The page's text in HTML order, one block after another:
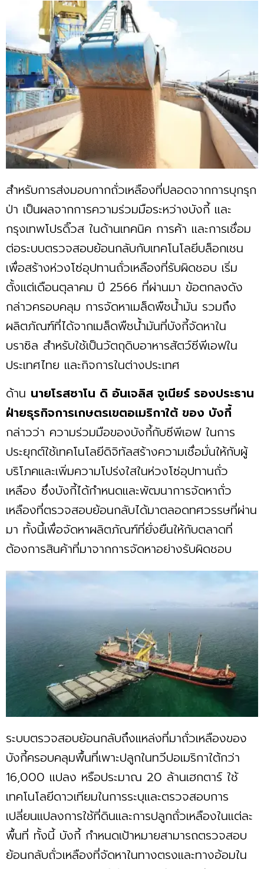
สำหรับการส่งมอบกากถั่วเหลืองที่ปลอดจากการบุกรุก
ป่า เป็นผลจากการความร่วมมือระหว่างบังกี้ และ
กรุงเทพโปรดิ๊วส ในด้านเทคนิค การค้า และการเชื่อม
ต่อระบบตรวจสอบย้อนกลับกับเทคโนโลยีบล็อกเชน
เพื่อสร้างห่วงโซ่อุปทานถั่วเหลืองที่รับผิดชอบ เริ่ม
ตั้งแต่เดือนตุลาคม ปี 2566 ที่ผ่านมา ข้อตกลงดัง
กล่าวครอบคลุม การจัดหาเมล็ดพืชน้ำมัน รวมถึง
ผลิตภัณฑ์ที่ได้จากเมล็ดพืชน้ำมันที่บังกี้จัดหาใน
บราซิล สำหรับใช้เป็นวัตถุดิบอาหารสัตว์ซีพีเอฟใน
ประเทศไทย และกิจการในต่างประเทศ
ด้าน นายโรสซาโน ดิ อันเจลิส จูเนียร์ รองประธาน
ฝ่ายธุรกิจการเกษตรเขตอเมริกาใต้ ของ บังกี้
กล่าวว่า ความร่วมมือของบังกี้กับซีพีเอฟ ในการ
ประยุกต์ใช้เทคโนโลยีดิจิทัลสร้างความเชื่อมั่นให้กับผู้
บริโภคและเพิ่มความโปร่งใสในห่วงโซ่อุปทานถั่ว
เหลือง ซึ่งบังกี้ได้กำหนดและพัฒนาการจัดหาถั่ว
เหลืองที่ตรวจสอบย้อนกลับได้มาตลอดทศวรรษที่ผ่าน
มา ทั้งนี้เพื่อจัดหาผลิตภัณฑ์ที่ยั่งยืนให้กับตลาดที่
ต้องการสินค้าที่มาจากการจัดหาอย่างรับผิดชอบ
ระบบตรวจสอบย้อนกลับถึงแหล่งที่มาถั่วเหลืองของ
บังกี้ครอบคลุมพื้นที่เพาะปลูกในทวีปอเมริกาใต้กว่า
16,000 แปลง หรือประมาณ 20 ล้านเฮกตาร์ ใช้
เทคโนโลยีดาวเทียมในการระบุและตรวจสอบการ
เปลี่ยนแปลงการใช้ที่ดินและการปลูกถั่วเหลืองในแต่ละ
พื้นที่ ทั้งนี้ บังกี้ กำหนดเป้าหมายสามารถตรวจสอบ
ย้อนกลับถั่วเหลืองที่จัดหาในทางตรงและทางอ้อมใน